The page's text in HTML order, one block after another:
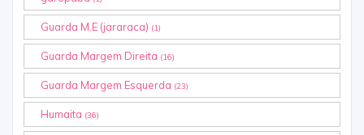
Guarda M.E (jararaca) (1)
Guarda Margem Direita (16)
Guarda Margem Esquerda (23)
Humaita (36)